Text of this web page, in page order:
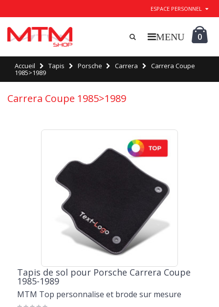
ESPACE PERSONNEL
0
Accueil Tapis Porsche Carrera Carrera Coupe
1985>1989
Carrera Coupe 1985>1989
Tapis de sol pour Porsche Carrera Coupe
1985-1989
MTM Top personnalise et brode sur mesure